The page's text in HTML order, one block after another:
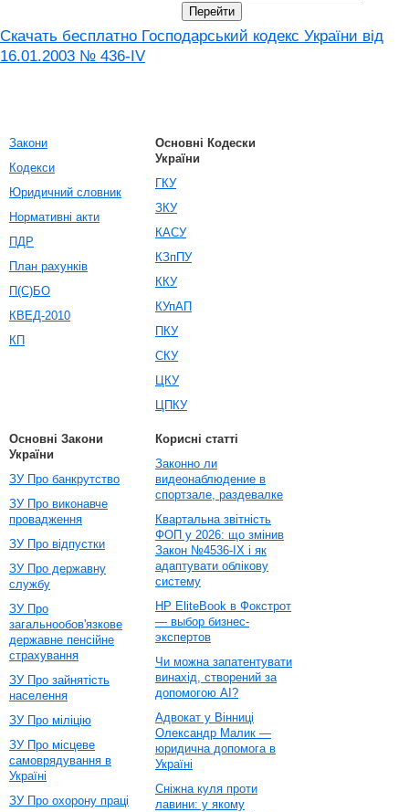
Скачать бесплатно Господарський кодекс України від
16.01.2003 № 436-IV
Закони
Кодекси
Юридичний словник
Нормативні акти
ПДР
План рахунків
П(С)БО
КВЕД-2010
КП
Основні Кодески
України
ГКУ
ЗКУ
КАСУ
КЗпПУ
ККУ
КУпАП
ПКУ
СКУ
ЦКУ
ЦПКУ
Основні Закони
України
ЗУ Про банкрутство
ЗУ Про виконавче
провадження
ЗУ Про відпустки
ЗУ Про державну
службу
ЗУ Про
загальнообов'язкове
державне пенсійне
страхування
ЗУ Про зайнятість
населення
ЗУ Про міліцію
ЗУ Про місцеве
самоврядування в
Україні
ЗУ Про охорону праці
Корисні статті
Законно ли
видеонаблюдение в
спортзале, раздевалке
Квартальна звітність
ФОП у 2026: що змінив
Закон №4536-IX і як
адаптувати облікову
систему
HP EliteBook в Фокстрот
— выбор бизнес-
экспертов
Чи можна запатентувати
винахід, створений за
допомогою AI?
Адвокат у Вінниці
Олександр Малик —
юридична допомога в
Україні
Сніжна куля проти
лавини: у якому